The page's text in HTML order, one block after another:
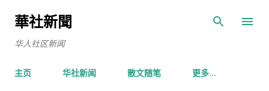
華社新聞
华人社区新闻
主页 华社新闻 散文随笔 更多…